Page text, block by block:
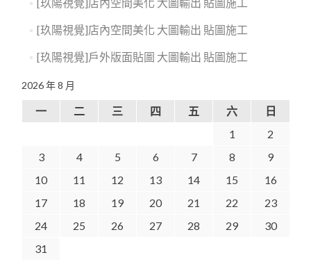
[玖陽視覺]店內空間美化 大圖輸出 貼圖施工
[玖陽視覺]戶外版面貼圖 大圖輸出 貼圖施工
2026 年 8 月
一 二 三 四 五 六
日
1
2
3
4 5 6 7 8
9
10
11 12 13 14 15
16
17
18 19 20 21 22
23
24
25 26 27 28 29
30
31